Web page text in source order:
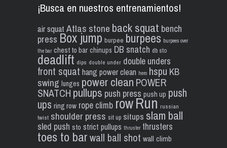
¡Busca en nuestros entrenamientos!
air squat Atlas stone back squat bench
press Box jump burpee burpees burpees over
the bar chest to bar chinups DB snatch db sto
deadlift dips double under double unders
front squat hang power clean hero hspu KB
swing lunges power clean POWER
SNATCH pullups push press push up push
ups ring row rope climb rowRun russian
twist shoulder press sit up situps slam ball
sled push sto strict pullups thruster thrusters
toes to barwall ball shot wall climb